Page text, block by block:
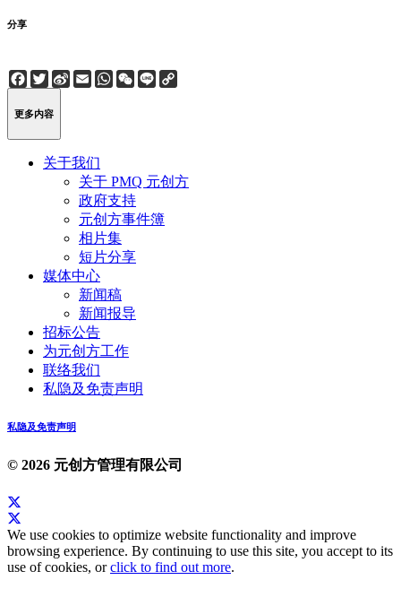
分享
Facebook
Twitter
Sina
Weibo
EmailWhatsApp
WeChat
Line
更多内容
关于我们
关于 PMQ 元创方
政府支持
元创方事件簿
相片集
短片分享
媒体中心
新闻稿
新闻报导
招标公告
为元创方工作
联络我们
私隐及免责声明
私隐及免责声明
© 2026 元创方管理有限公司
We use cookies to optimize website functionality and improve
browsing experience. By continuing to use this site, you accept to its
use of cookies, orclick to find out more.